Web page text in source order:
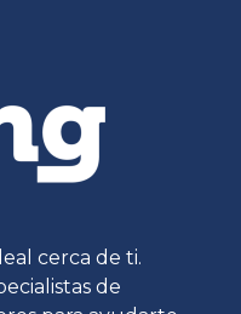
cerca de ti.
de